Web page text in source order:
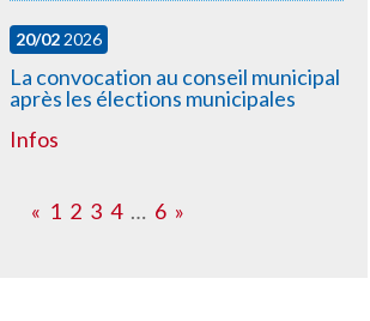
20/022026
La convocation au conseil municipal
après les élections municipales
Infos
« 1 2 3 4 … 6 »